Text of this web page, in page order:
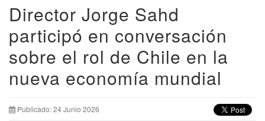
Director Jorge Sahd
participó en conversación
sobre el rol de Chile en la
nueva economía mundial
Publicado: 24 Junio 2026